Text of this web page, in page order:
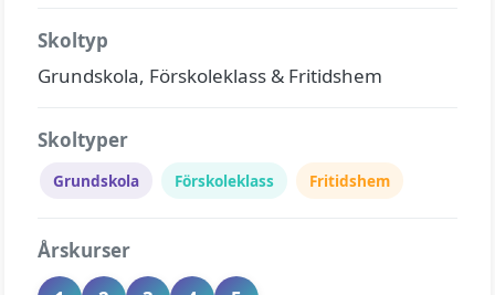
Skoltyp
Grundskola, Förskoleklass & Fritidshem
Skoltyper
Grundskola Förskoleklass Fritidshem
Årskurser